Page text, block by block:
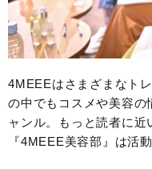
4MEEEはさまざまなト
の中でもコスメや美容の
ャンル。もっと読者に近
『4MEEE美容部』は活